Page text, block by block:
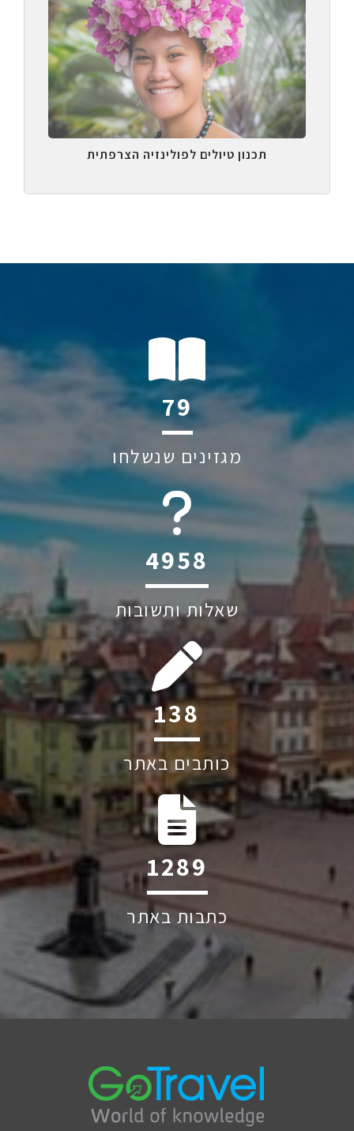
תכנון טיולים לפולינזיה הצרפתית
126
מגזינים שנשלחו
6045
שאלות ותשובות
221
כותבים באתר
2058
כתבות באתר